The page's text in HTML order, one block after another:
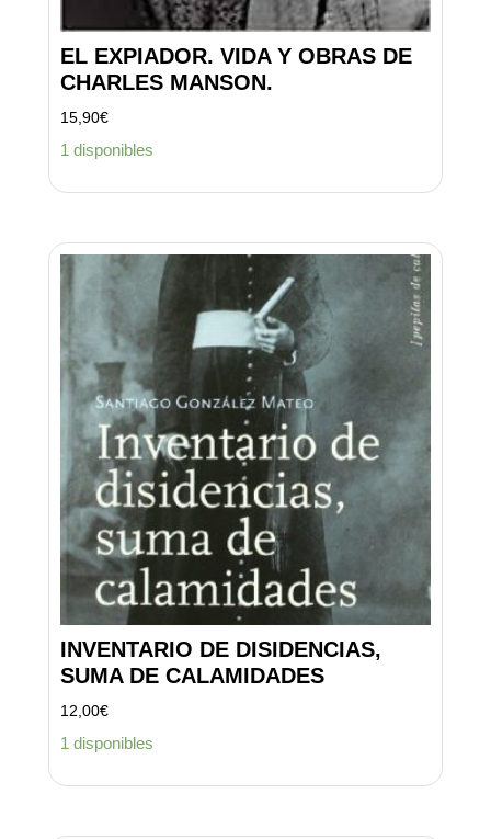
EL EXPIADOR. VIDA Y OBRAS DE
CHARLES MANSON.
15,90€
1 disponibles
INVENTARIO DE DISIDENCIAS,
SUMA DE CALAMIDADES
12,00€
1 disponibles